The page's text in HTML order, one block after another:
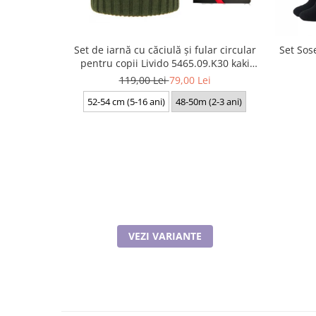
Set de iarnă cu căciulă și fular circular
pentru copii Livido 5465.09.K30 kaki
produs in Polonia
119,00 Lei79,00 Lei
52-54 cm (5-16 ani) 48-50m (2-3 ani)
VEZI VARIANTE
Set